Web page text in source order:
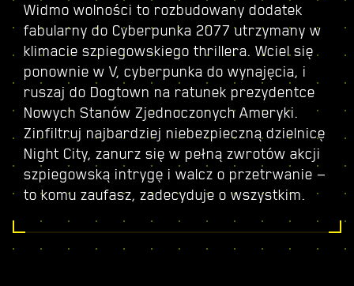
Widmo wolności to rozbudowany dodatek
fabularny do Cyberpunka 2077 utrzymany w
klimacie szpiegowskiego thrillera. Wciel się
ponownie w V, cyberpunka do wynajęcia, i
ruszaj do Dogtown na ratunek prezydentce
Nowych Stanów Zjednoczonych Ameryki.
Zinfiltruj najbardziej niebezpieczną dzielnicę
Night City, zanurz się w pełną zwrotów akcji
szpiegowską intrygę i walcz o przetrwanie —
to komu zaufasz, zadecyduje o wszystkim.